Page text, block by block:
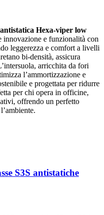
Hexa-viper low
innovazione e funzionalità con
leggerezza e comfort a livelli
bi-densità, assicura
arricchita da fori
l’ammortizzazione e
e progettata per ridurre
per chi opera in officine,
offrendo un perfetto
S3S antistatiche